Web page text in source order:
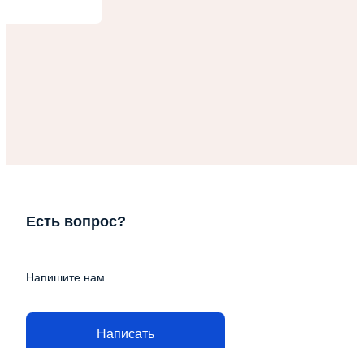
Есть вопрос?
Напишите нам
Написать